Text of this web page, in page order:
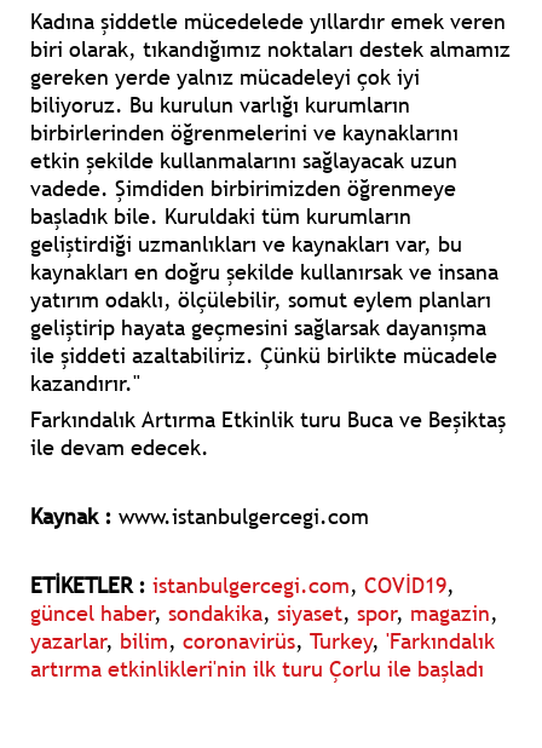
Kadına şiddetle mücedelede yıllardır emek veren
biri olarak, tıkandığımız noktaları destek almamız
gereken yerde yalnız mücadeleyi çok iyi
biliyoruz. Bu kurulun varlığı kurumların
birbirlerinden öğrenmelerini ve kaynaklarını
etkin şekilde kullanmalarını sağlayacak uzun
vadede. Şimdiden birbirimizden öğrenmeye
başladık bile. Kuruldaki tüm kurumların
geliştirdiği uzmanlıkları ve kaynakları var, bu
kaynakları en doğru şekilde kullanırsak ve insana
yatırım odaklı, ölçülebilir, somut eylem planları
geliştirip hayata geçmesini sağlarsak dayanışma
ile şiddeti azaltabiliriz. Çünkü birlikte mücadele
kazandırır."
Farkındalık Artırma Etkinlik turu Buca ve Beşiktaş
ile devam edecek.
Kaynak : www.istanbulgercegi.com
ETİKETLER : istanbulgercegi.com, COVİD19,
güncel haber, sondakika, siyaset, spor, magazin,
yazarlar, bilim, coronavirüs, Turkey, 'Farkındalık
artırma etkinlikleri'nin ilk turu Çorlu ile başladı